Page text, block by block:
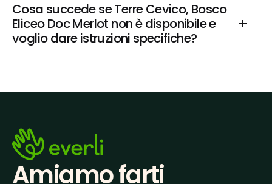
Cosa succede se Terre Cevico, Bosco
Eliceo Doc Merlot non è disponibile e
voglio dare istruzioni specifiche?
Amiamo farti